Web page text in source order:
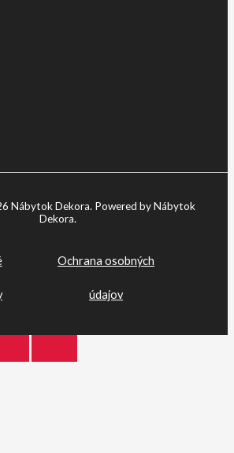
Nábytok Dekora. Powered by Nábytok
Dekora.
Ochrana osobných
údajov